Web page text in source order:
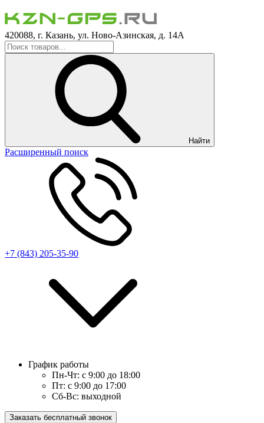
420088, г. Казань, ул. Ново-Азинская, д. 14А
Найти
Расширенный поиск
+7 (843) 205-35-90
График работы
Пн-Чт: с 9:00 до 18:00
Пт: с 9:00 до 17:00
Сб-Вс: выходной
Заказать бесплатный звонок